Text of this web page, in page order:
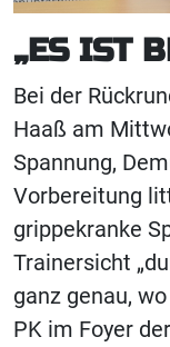
„ES IST
Bei der
Haaß am
Spannung,
Vorbereitung
grippekranke
Trainersicht
ganz genau,
PK im Foyer